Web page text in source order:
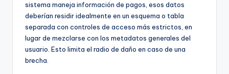
sistema maneja información de pagos, esos datos
deberían residir idealmente en un esquema o tabla
separada con controles de acceso más estrictos, en
lugar de mezclarse con los metadatos generales del
usuario. Esto limita el radio de daño en caso de una
brecha.